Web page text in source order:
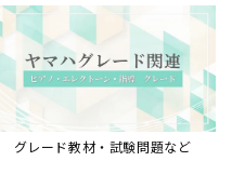
グレード教材・試験問題など